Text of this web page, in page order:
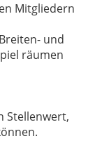
Mitgliedern
und
räumen
Stellenwert,